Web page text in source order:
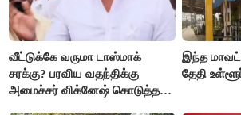
வீட்டுக்கே வருமா டாஸ்மாக்
சரக்கு? பரவிய வதந்திக்கு
அமைச்சர் விக்னேஷ் கொடுத்த
இந்த
தேதி